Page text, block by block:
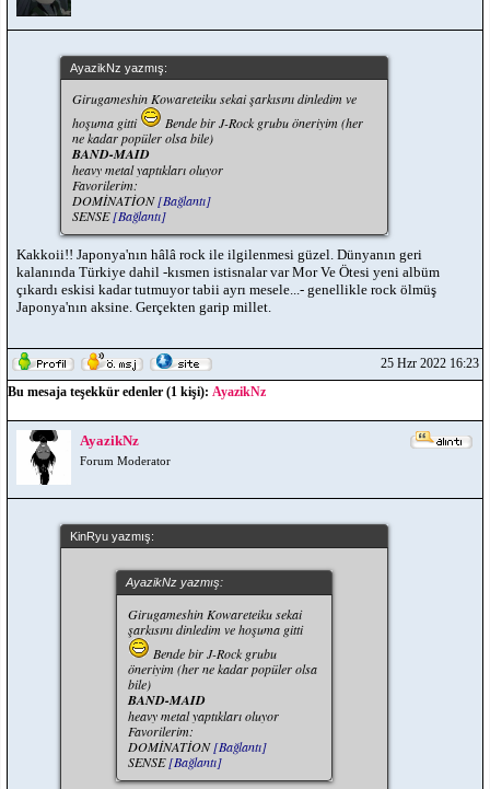
AyazikNz yazmış:
Girugameshin Kowareteiku sekai şarkısını dinledim ve
hoşuma gitti
Bende bir J-Rock grubu öneriyim (her
ne kadar popüler olsa bile)
BAND-MAID
heavy metal yaptıkları oluyor
Favorilerim:
DOMİNATİON[Bağlantı]
SENSE[Bağlantı]
Kakkoii!! Japonya'nın hâlâ rock ile ilgilenmesi güzel. Dünyanın geri
kalanında Türkiye dahil -kısmen istisnalar var Mor Ve Ötesi yeni albüm
çıkardı eskisi kadar tutmuyor tabii ayrı mesele...- genellikle rock ölmüş
Japonya'nın aksine. Gerçekten garip millet.
25 Hzr 2022 16:23
Bu mesaja teşekkür edenler (1 kişi): AyazikNz
AyazikNz
Forum Moderator
KinRyu yazmış:
AyazikNz yazmış:
Girugameshin Kowareteiku sekai
şarkısını dinledim ve hoşuma gitti
Bende bir J-Rock grubu
öneriyim (her ne kadar popüler olsa
bile)
BAND-MAID
heavy metal yaptıkları oluyor
Favorilerim:
DOMİNATİON[Bağlantı]
SENSE[Bağlantı]